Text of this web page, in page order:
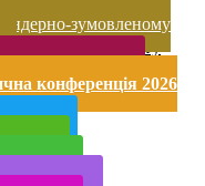
зумовленому
конференція 2026